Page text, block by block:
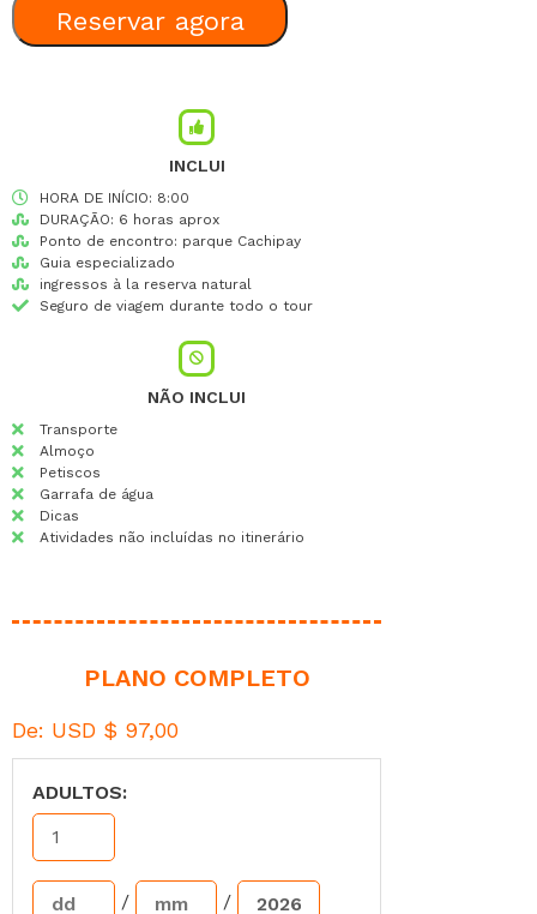
Reservar agora
INCLUI
HORA DE INÍCIO: 8:00
DURAÇÃO: 6 horas aprox
Ponto de encontro: parque Cachipay
Guia especializado
ingressos à la reserva natural
Seguro de viagem durante todo o tour
NÃO INCLUI
Transporte
Almoço
Petiscos
Garrafa de água
Dicas
Atividades não incluídas no itinerário
PLANO COMPLETO
De: USD $ 97,00
ADULTOS:
/ /